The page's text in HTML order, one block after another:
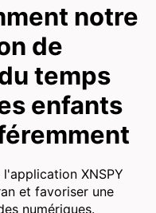
notre
de
temps
enfants
XNSPY
et favoriser une
numériques.